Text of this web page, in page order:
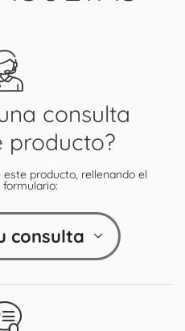
consulta
producto?
producto, rellenando el
consulta